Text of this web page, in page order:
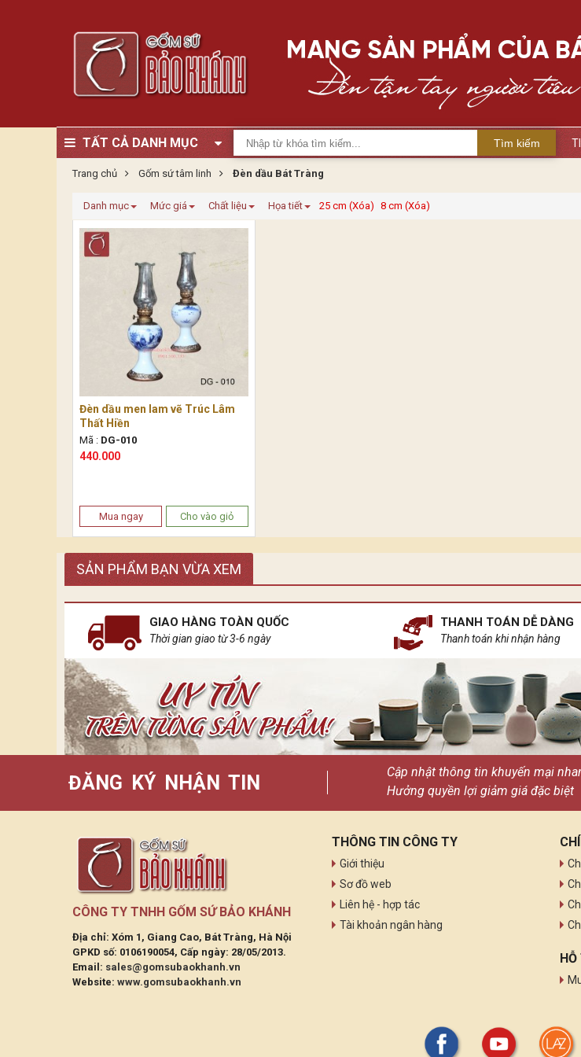
TẤT CẢ DANH MỤC Tìm kiếm
Trang chủ Gốm sứ tâm linh Đèn dầu Bát Tràng
Danh mục Mức giá Chất liệu Họa tiết 25 cm (Xóa) 8 cm (Xóa)
Đèn dầu men lam vẽ Trúc Lâm
Thất Hiền
Mã : DG-010
440.000
Mua ngay Cho vào giỏ
SẢN PHẨM BẠN VỪA XEM
GIAO HÀNG TOÀN QUỐC
Thời gian giao từ 3-6 ngày
THANH TOÁN DỄ DÀNG
Thanh toán khi nhận hàng
ĐĂNG KÝ NHẬN TIN
Cập nhật thông tin khuyến mại
Hưởng quyền lợi giảm giá đặc biệt
CÔNG TY TNHH GỐM SỨ BẢO KHÁNH
Địa chỉ: Xóm 1, Giang Cao, Bát Tràng, Hà Nội
GPKD số: 0106190054, Cấp ngày: 28/05/2013.
Email: sales@gomsubaokhanh.vn
Website: www.gomsubaokhanh.vn
THÔNG TIN CÔNG TY
Giới thiệu
Sơ đồ web
Liên hệ - hợp tác
Tài khoản ngân hàng
HỖ